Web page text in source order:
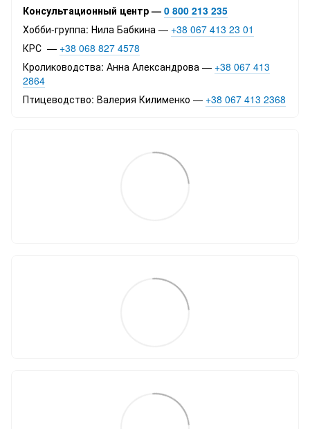
Консультационный центр — 0 800 213 235
Хобби-группа: Нила Бабкина — +38 067 413 23 01
КРС — +38 068 827 4578
Кролиководства: Анна Александрова — +38 067 413
2864
Птицеводство: Валерия Килименко — +38 067 413 2368